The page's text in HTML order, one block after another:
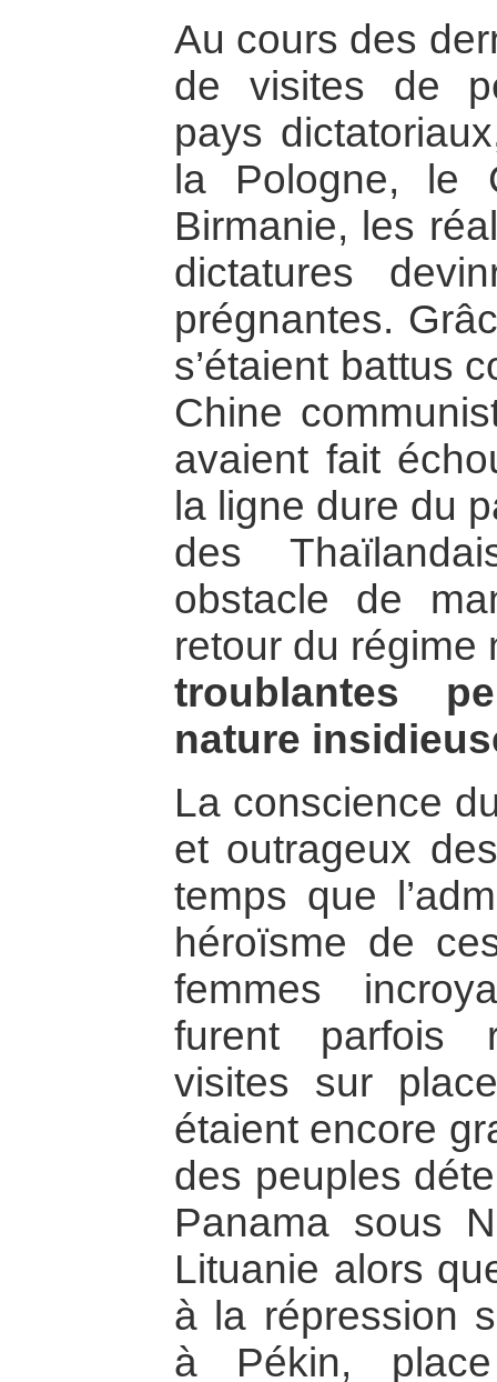
Au cours des
de visites de
pays
la Pologne, le
Birmanie, les
dictatures
prégnantes.
s’étaient battus
Chine
avaient fait
la ligne dure du
des
obstacle de
retour du régime
troublantes
nature
La conscience
et outrageux
temps que
héroïsme de
femmes
furent parfois
visites sur
étaient encore
des peuples
Panama sous
Lituanie alors
à la répression
à Pékin,